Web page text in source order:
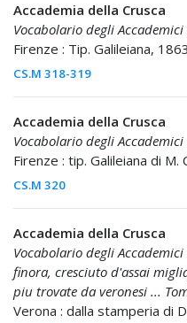
Accademia della Crusca
Vocabolario degli
Firenze : Tip. Galileiana,
CS.M 318-319
Accademia della Crusca
Vocabolario degli
Firenze : tip. Galileiana di M.
CS.M 320
Accademia della Crusca
Vocabolario degli
finora, cresciuto d'assai
piu trovate da veronesi ...
Verona : dalla stamperia di